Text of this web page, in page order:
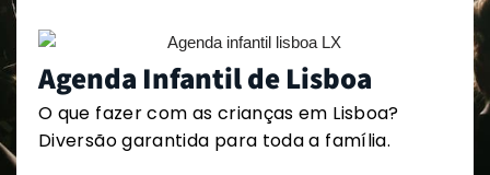
Agenda Infantil de Lisboa
O que fazer com as crianças em Lisboa?
Diversão garantida para toda a família.